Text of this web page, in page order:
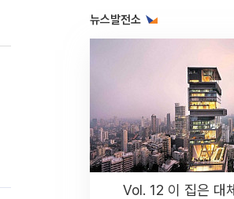
뉴스발전소
Vol. 12 이 집은 대